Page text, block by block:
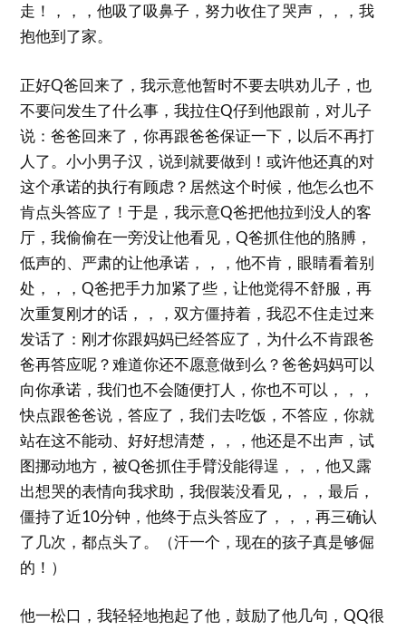
走！，，，他吸了吸鼻子，努力收住了哭声，，，我
抱他到了家。
正好Q爸回来了，我示意他暂时不要去哄劝儿子，也
不要问发生了什么事，我拉住Q仔到他跟前，对儿子
说：爸爸回来了，你再跟爸爸保证一下，以后不再打
人了。小小男子汉，说到就要做到！或许他还真的对
这个承诺的执行有顾虑？居然这个时候，他怎么也不
肯点头答应了！于是，我示意Q爸把他拉到没人的客
厅，我偷偷在一旁没让他看见，Q爸抓住他的胳膊，
低声的、严肃的让他承诺，，，他不肯，眼睛看着别
处，，，Q爸把手力加紧了些，让他觉得不舒服，再
次重复刚才的话，，，双方僵持着，我忍不住走过来
发话了：刚才你跟妈妈已经答应了，为什么不肯跟爸
爸再答应呢？难道你还不愿意做到么？爸爸妈妈可以
向你承诺，我们也不会随便打人，你也不可以，，，
快点跟爸爸说，答应了，我们去吃饭，不答应，你就
站在这不能动、好好想清楚，，，他还是不出声，试
图挪动地方，被Q爸抓住手臂没能得逞，，，他又露
出想哭的表情向我求助，我假装没看见，，，最后，
僵持了近10分钟，他终于点头答应了，，，再三确认
了几次，都点头了。（汗一个，现在的孩子真是够倔
的！）
他一松口，我轻轻地抱起了他，鼓励了他几句，QQ很